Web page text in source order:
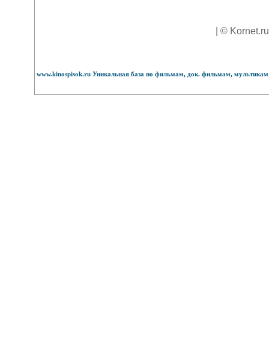
| ©
www.kinospisok.ru Уникальная база по фильмам, док. фильмам,